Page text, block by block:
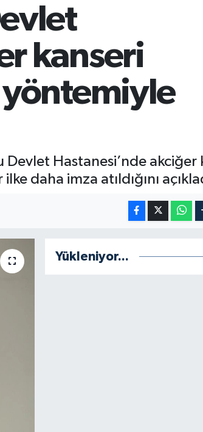
kanseri
Hastanesi’nde akciğer
daha imza atıldığını
Yükleniyor...